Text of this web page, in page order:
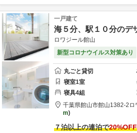
一戸建て
海５分、駅１０分のデ
ロワジール館山
新型コロナウイルス対策あり
丸ごと貸切
寝室1室
寝具4組
千葉県館山市館山1382-2 ロ
m
７泊以上の連泊で20%OFF